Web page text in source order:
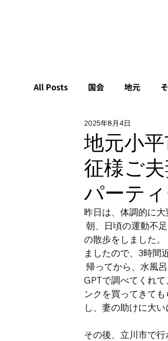
All Posts 国会 地元
地元小
征様ご
パーテ
2025年8月4日
昨日は、体調的に大
朝、日頃の運動不足を解消しようとして、花小金井駅から八坂駅まで往復12キロメートル
の散歩をしました
ましたので、3時間
GPTで調べてくれ
ンクを買ってきて
し、妻の助けに大
その後、立川市で